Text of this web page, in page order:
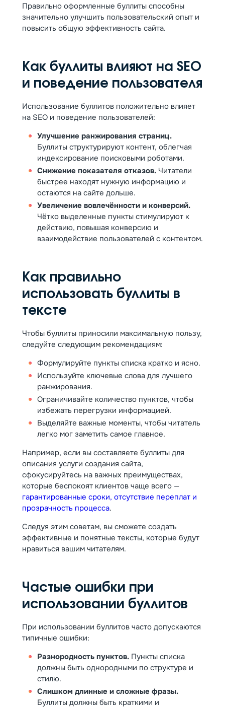
Правильно оформленные буллиты способны
значительно улучшить пользовательский опыт и
повысить общую эффективность сайта.
Как буллиты влияют на SEO
и поведение пользователя
Использование буллитов положительно влияет
на SEO и поведение пользователей:
Улучшение ранжирования страниц.
Буллиты структурируют контент, облегчая
индексирование поисковыми роботами.
Снижение показателя отказов. Читатели
быстрее находят нужную информацию и
остаются на сайте дольше.
Увеличение вовлечённости и конверсий.
Чётко выделенные пункты стимулируют к
действию, повышая конверсию и
взаимодействие пользователей с контентом.
Как правильно
использовать буллиты в
тексте
Чтобы буллиты приносили максимальную пользу,
следуйте следующим рекомендациям:
Формулируйте пункты списка кратко и ясно.
Используйте ключевые слова для лучшего
ранжирования.
Ограничивайте количество пунктов, чтобы
избежать перегрузки информацией.
Выделяйте важные моменты, чтобы читатель
легко мог заметить самое главное.
Например, если вы составляете буллиты для
описания услуги создания сайта,
сфокусируйтесь на важных преимуществах,
которые беспокоят клиентов чаще всего —
гарантированные сроки, отсутствие переплат и
прозрачность процесса.
Следуя этим советам, вы сможете создать
эффективные и понятные тексты, которые будут
нравиться вашим читателям.
Частые ошибки при
использовании буллитов
При использовании буллитов часто допускаются
типичные ошибки:
Разнородность пунктов. Пункты списка
должны быть однородными по структуре и
стилю.
Слишком длинные и сложные фразы.
Буллиты должны быть краткими и